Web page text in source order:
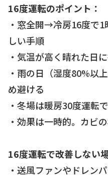
16度運転のポイント：
・窓全開→冷房16度で
しい手順
・気温が高く晴れた日
・雨の日（湿度80%以
め避ける
・冬場は暖房30度運転
・効果は一時的。カビ
16度運転で改善しない
・送風ファンやドレン